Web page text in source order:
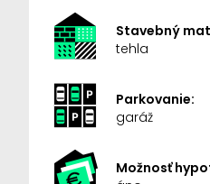
Stavebný
tehla
Parkovanie:
garáž
Možnosť